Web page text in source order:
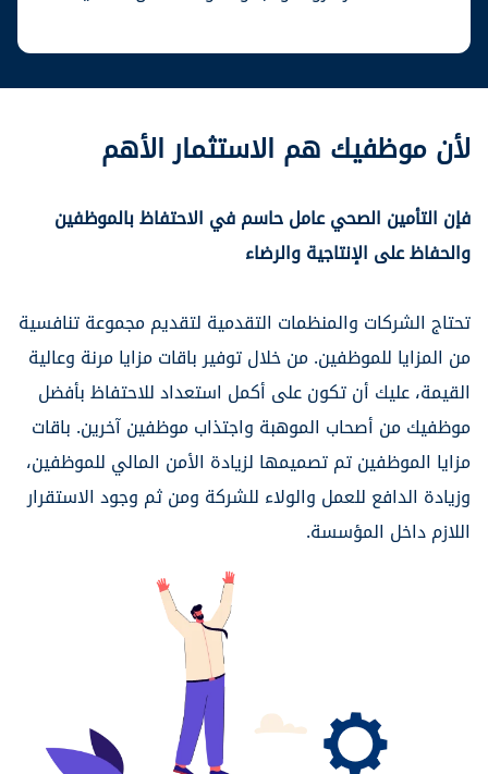
لأن موظفيك هم الاستثمار الأهم
فإن التأمين الصحي عامل حاسم في الاحتفاظ بالموظفين
والحفاظ على الإنتاجية والرضاء
تحتاج الشركات والمنظمات التقدمية لتقديم مجموعة تنافسية
من المزايا للموظفين. من خلال توفير باقات مزايا مرنة وعالية
القيمة، عليك أن تكون على أكمل استعداد للاحتفاظ بأفضل
موظفيك من أصحاب الموهبة واجتذاب موظفين آخرين. باقات
مزايا الموظفين تم تصميمها لزيادة الأمن المالي للموظفين،
وزيادة الدافع للعمل والولاء للشركة ومن ثم وجود الاستقرار
اللازم داخل المؤسسة.